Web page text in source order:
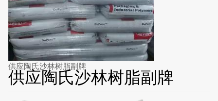
供应陶氏沙林树脂副牌
供应陶氏沙林树脂副牌